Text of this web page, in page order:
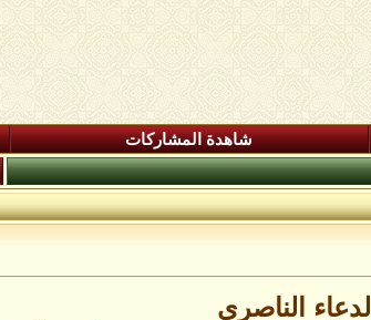
شاهدة المشاركات
الدعاء الناصري